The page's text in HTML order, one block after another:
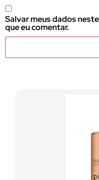
Salvar meus dados
que eu comentar.